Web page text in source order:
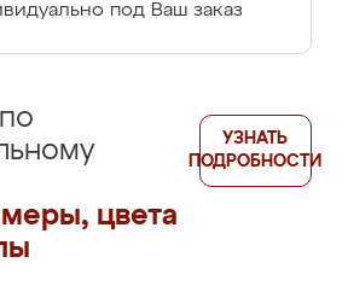
под Ваш заказ
цвета
УЗНАТЬ
ПОДРОБНОСТИ